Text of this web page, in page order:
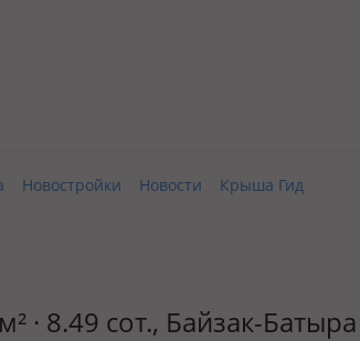
Новостройки Новости Крыша Гид
· 8.49 сот., Байзак-